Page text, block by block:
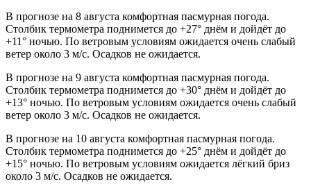
В прогнозе на 8 августа комфортная пасмурная погода.
Столбик термометра поднимется до +27° днём и дойдёт до
+11° ночью. По ветровым условиям ожидается очень слабый
ветер около 3 м/с. Осадков не ожидается.
В прогнозе на 9 августа комфортная пасмурная погода.
Столбик термометра поднимется до +30° днём и дойдёт до
+13° ночью. По ветровым условиям ожидается очень слабый
ветер около 3 м/с. Осадков не ожидается.
В прогнозе на 10 августа комфортная пасмурная погода.
Столбик термометра поднимется до +25° днём и дойдёт до
+15° ночью. По ветровым условиям ожидается лёгкий бриз
около 3 м/с. Осадков не ожидается.